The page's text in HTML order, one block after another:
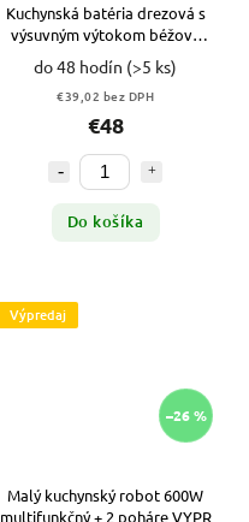
Kuchynská batéria drezová s
výsuvným výtokom béžová
VYPR
do 48 hodín (>5 ks)
€39,02 bez DPH
€48
Do košíka
Výpredaj
–26 %
Malý kuchynský robot 600W
multifunkčný + 2 poháre VYPR